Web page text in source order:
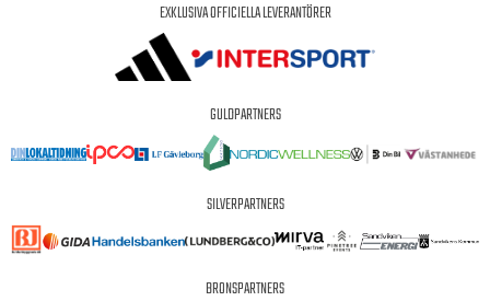
EXKLUSIVA OFFICIELLA LEVERANTÖRER
GULDPARTNERS
SILVERPARTNERS
BRONSPARTNERS